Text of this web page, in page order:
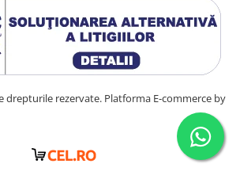
drepturile rezervate. Platforma E-commerce by